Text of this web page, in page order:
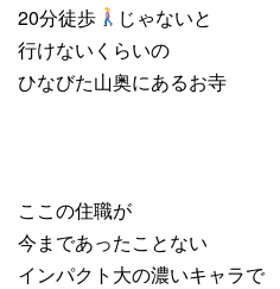
20分徒歩
じゃないと
行けないくらいの
ひなびた山奥にあるお寺
ここの住職が
今まであったことない
インパクト大の濃いキャラで